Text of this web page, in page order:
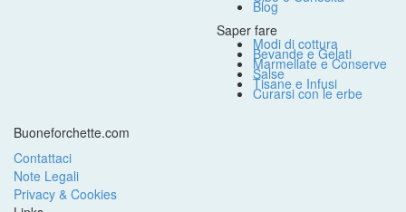
Blog
Saper fare
Modi di cottura
Bevande e Gelati
Marmellate e Conserve
Salse
Tisane e Infusi
Curarsi con le erbe
Buoneforchette.com
Contattaci
Note Legali
Privacy & Cookies